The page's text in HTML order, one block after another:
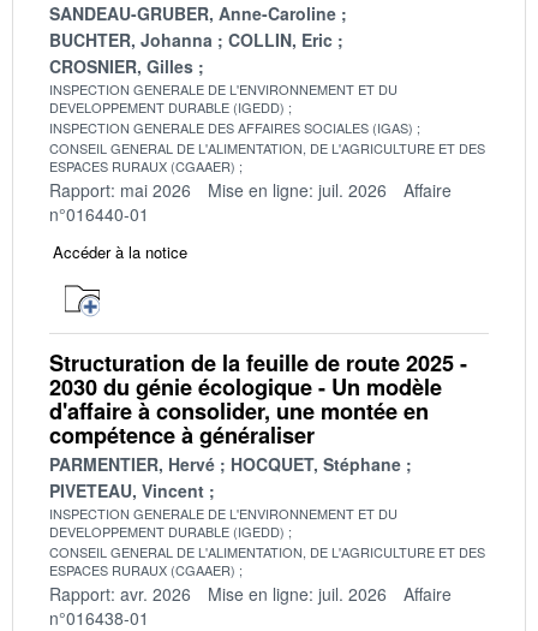
SANDEAU-GRUBER, Anne-Caroline
BUCHTER, Johanna
COLLIN, Eric
CROSNIER, Gilles
INSPECTION GENERALE DE L'ENVIRONNEMENT ET DU
DEVELOPPEMENT DURABLE (IGEDD)
INSPECTION GENERALE DES AFFAIRES SOCIALES (IGAS)
CONSEIL GENERAL DE L'ALIMENTATION, DE L'AGRICULTURE ET DES
ESPACES RURAUX (CGAAER)
Rapport: mai 2026 Mise en ligne: juil. 2026
Affaire
n°016440-01
Accéder à la notice
Structuration de la feuille de route 2025 -
2030 du génie écologique - Un modèle
d'affaire à consolider, une montée en
compétence à généraliser
PARMENTIER, Hervé
HOCQUET, Stéphane
PIVETEAU, Vincent
INSPECTION GENERALE DE L'ENVIRONNEMENT ET DU
DEVELOPPEMENT DURABLE (IGEDD)
CONSEIL GENERAL DE L'ALIMENTATION, DE L'AGRICULTURE ET DES
ESPACES RURAUX (CGAAER)
Rapport: avr. 2026 Mise en ligne: juil. 2026
Affaire
n°016438-01